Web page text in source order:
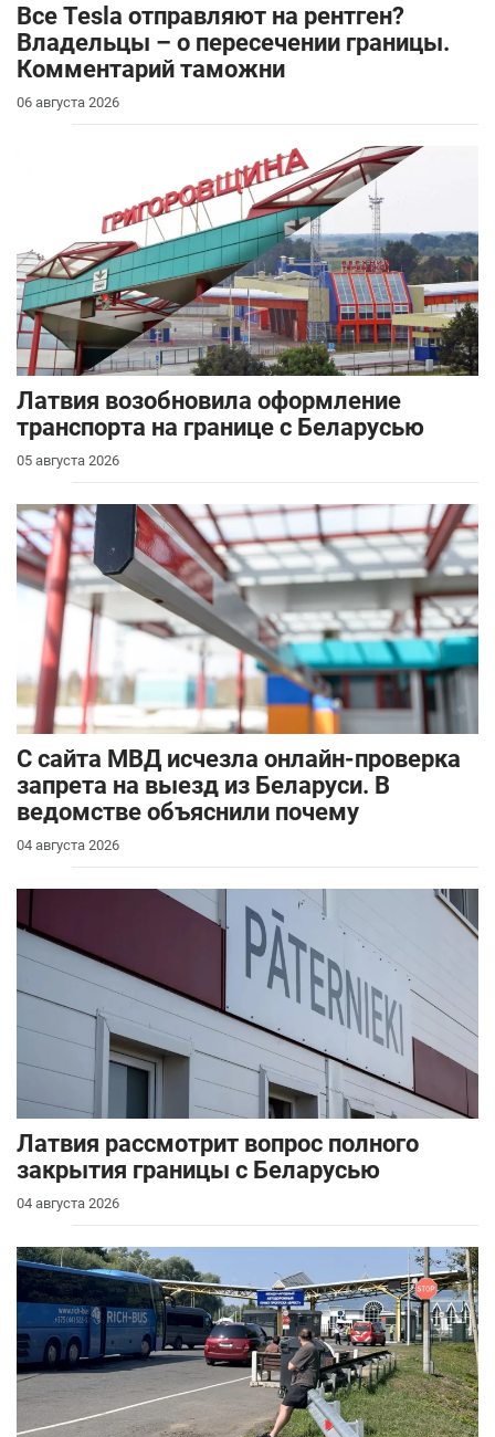
Все Tesla отправляют на рентген?
Владельцы – о пересечении границы.
Комментарий таможни
06 августа 2026
Латвия возобновила оформление
транспорта на границе с Беларусью
05 августа 2026
С сайта МВД исчезла онлайн-проверка
запрета на выезд из Беларуси. В
ведомстве объяснили почему
04 августа 2026
Латвия рассмотрит вопрос полного
закрытия границы с Беларусью
04 августа 2026